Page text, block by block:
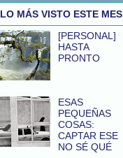
LO MÁS VISTO ESTE MES
[PERSONAL]
HASTA
PRONTO
ESAS
PEQUEÑAS
COSAS:
CAPTAR ESE
NO SÉ QUÉ